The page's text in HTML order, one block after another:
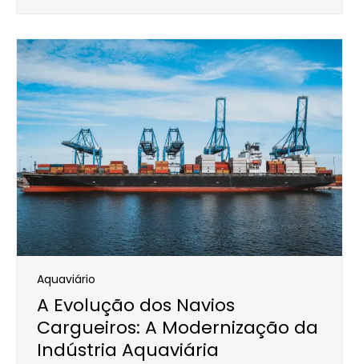
Aquaviário
A Evolução dos Navios
Cargueiros: A Modernização da
Indústria Aquaviária